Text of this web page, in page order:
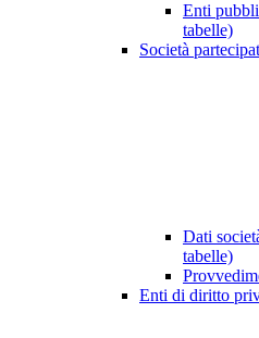
Enti
tabelle)
Società
Dati
tabelle)
Enti di diritto